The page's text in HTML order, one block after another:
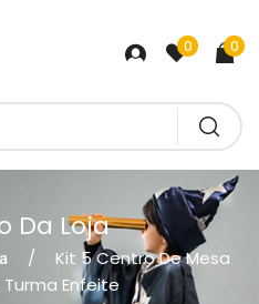
0 0
Da Loja
Kit 5 Centro De Mesa
Turma Enfeite